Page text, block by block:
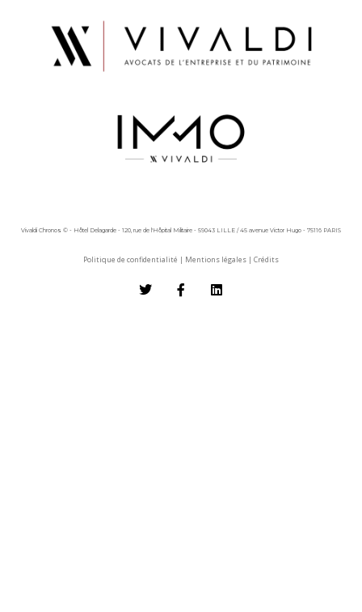
Vivaldi Chronos © - Hôtel Delagarde - 120, rue de l'Hôpital Militaire - 59043 LILLE / 45 avenue Victor Hugo - 75116 PARIS
Politique de confidentialité | Mentions légales | Crédits